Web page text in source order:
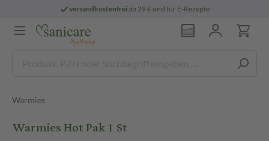
versandkostenfreiab 29 € und für E-Rezepte
Warmies
Warmies Hot Pak 1 St